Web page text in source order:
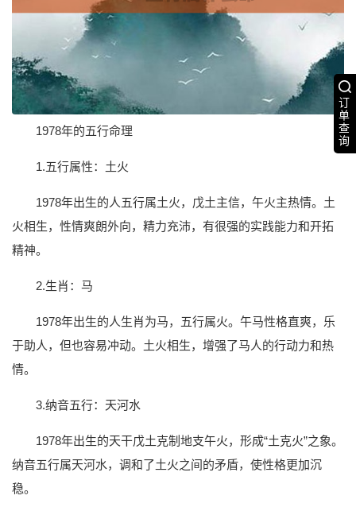
订
单
查
询
1978年的五行命理
1.五行属性：土火
1978年出生的人五行属土火，戊土主信，午火主热情。土
火相生，性情爽朗外向，精力充沛，有很强的实践能力和开拓
精神。
2.生肖：马
1978年出生的人生肖为马，五行属火。午马性格直爽，乐
于助人，但也容易冲动。土火相生，增强了马人的行动力和热
情。
3.纳音五行：天河水
1978年出生的天干戊土克制地支午火，形成“土克火”之象。
纳音五行属天河水，调和了土火之间的矛盾，使性格更加沉
稳。